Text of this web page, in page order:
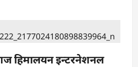
हिमालयन इन्टरनेशनल